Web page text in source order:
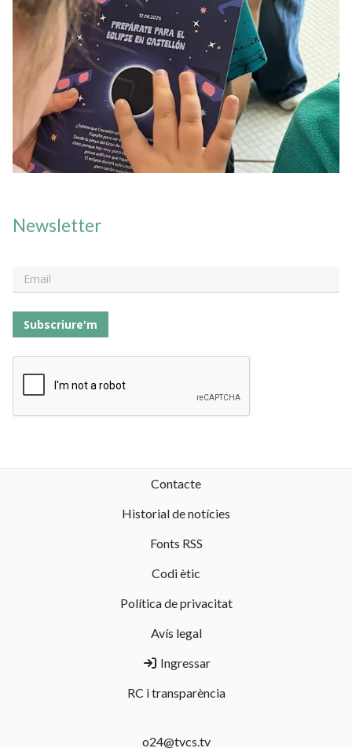
Newsletter
Subscriure'm
Contacte
Historial de notícies
Fonts RSS
Codi ètic
Política de privacitat
Avís legal
Ingressar
RC i transparència
o24@tvcs.tv